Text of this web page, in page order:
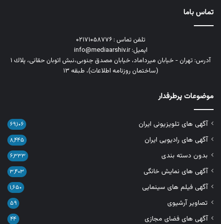
تماس باما
تلفن تماس : ۰۲۱۷۱۰۵۸۷۷۶
ایمیل: info@mediaarshiv.ir
آدرس: تهران - خیابان میرداماد، خیابان مصدق جنوبی،نبش اتوبان حقانی، پلاك ١
(ساختمان روزنامه اطلاعات)، طبقه ۱۳
موضوعات پرطرفدار
آگهی های تلویزیونی ایران ۶۹,۱۰۶
آگهی های رادیویی ایران ۸,۴۴۵
بدون دسته بندی ۶,۳۳۳
آگهی های نمایش خانگی ۳,۴۰۳
آگهی فیلم های سینمایی ۱,۶۵۰
تصاویر آرشیوی ۵۹
آگهی های فضای مجازی ۴۴